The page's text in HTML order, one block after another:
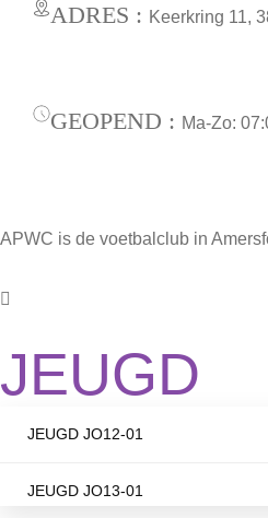
ADRES : Keerkring 11,
GEOPEND : Ma-Zo:
APWC is de voetbalclub in
JEUGD
JEUGD JO12-01
JEUGD JO13-01